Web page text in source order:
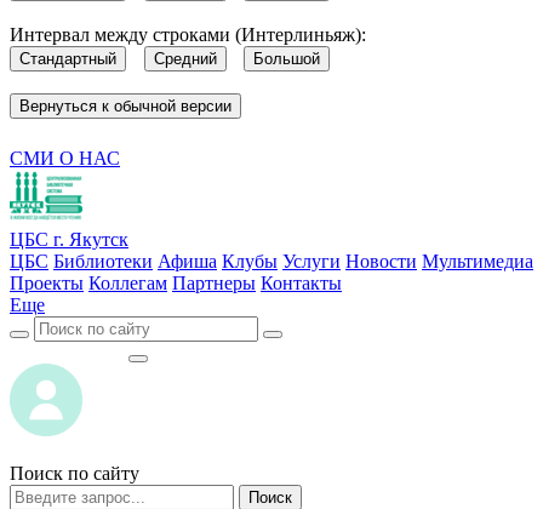
Интервал между строками (Интерлиньяж):
Стандартный Средний Большой
Вернуться к обычной версии
СМИ О НАС
ЦБС г. Якутск
ЦБС Библиотеки Афиша Клубы Услуги Новости Мультимедиа
Проекты Коллегам Партнеры Контакты
Еще
Поиск по сайту
Поиск